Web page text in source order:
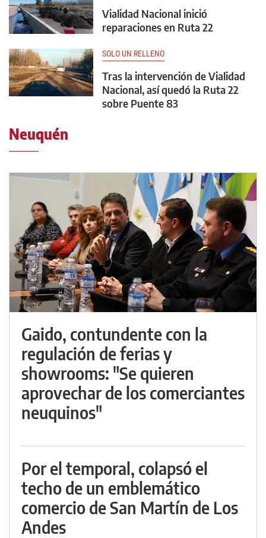
Vialidad Nacional inició
reparaciones en Ruta 22
SOLO UN RELLENO
Tras la intervención de Vialidad
Nacional, así quedó la Ruta 22
sobre Puente 83
Neuquén
Gaido, contundente con la
regulación de ferias y
showrooms: "Se quieren
aprovechar de los comerciantes
neuquinos"
Por el temporal, colapsó el
techo de un emblemático
comercio de San Martín de Los
Andes